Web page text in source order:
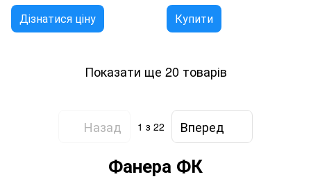
Дізнатися ціну Купити
Показати ще 20 товарів
Назад 1 з 22 Вперед
Фанера ФК